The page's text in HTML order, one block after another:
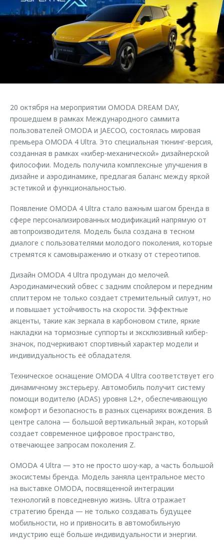
Страхование
Кредитный калькулятор
Аксессуары
Одежда и сувениры
Трейд-ин
Калькулятор трейд-ин
Клиентская поддержка
O&J Автоклуб
Клуб владельцев OMODA
Приложение O&J
Аксессуары
Оригинальные аксессуары
Запчасти
Обратная связь
20 октября на мероприятии OMODA DREAM DAY,
прошедшем в рамках Международного саммита
пользователей OMODA и JAECOO, состоялась мировая
премьера OMODA 4 Ultra. Это специальная тюнинг-версия,
созданная в рамках «кибер-механической» дизайнерской
философии. Модель получила комплексные улучшения в
дизайне и аэродинамике, предлагая баланс между яркой
эстетикой и функциональностью.
Появление OMODA 4 Ultra стало важным шагом бренда в
сфере персонализированных модификаций напрямую от
автопроизводителя. Модель была создана в тесном
диалоге с пользователями молодого поколения, которые
стремятся к самовыражению и отказу от стереотипов.
Дизайн OMODA 4 Ultra продуман до мелочей.
Аэродинамический обвес с задним спойлером и передним
сплиттером не только создает стремительный силуэт, но
и повышает устойчивость на скорости. Эффектные
акценты, такие как зеркала в карбоновом стиле, яркие
накладки на тормозные суппорты и эксклюзивный кибер-
значок, подчеркивают спортивный характер модели и
индивидуальность её обладателя.
Техническое оснащение OMODA 4 Ultra соответствует его
динамичному экстерьеру. Автомобиль получит систему
помощи водителю (ADAS) уровня L2+, обеспечивающую
комфорт и безопасность в разных сценариях вождения. В
центре салона — большой вертикальный экран, который
создает современное цифровое пространство,
отвечающее запросам поколения Z.
OMODA 4 Ultra — это не просто шоу-кар, а часть большой
экосистемы бренда. Модель заняла центральное место
на выставке OMODA, посвященной интеграции
технологий в повседневную жизнь. Ultra отражает
стратегию бренда — не только создавать будущее
мобильности, но и привносить в автомобильную
индустрию ещё больше индивидуальности и энергии.